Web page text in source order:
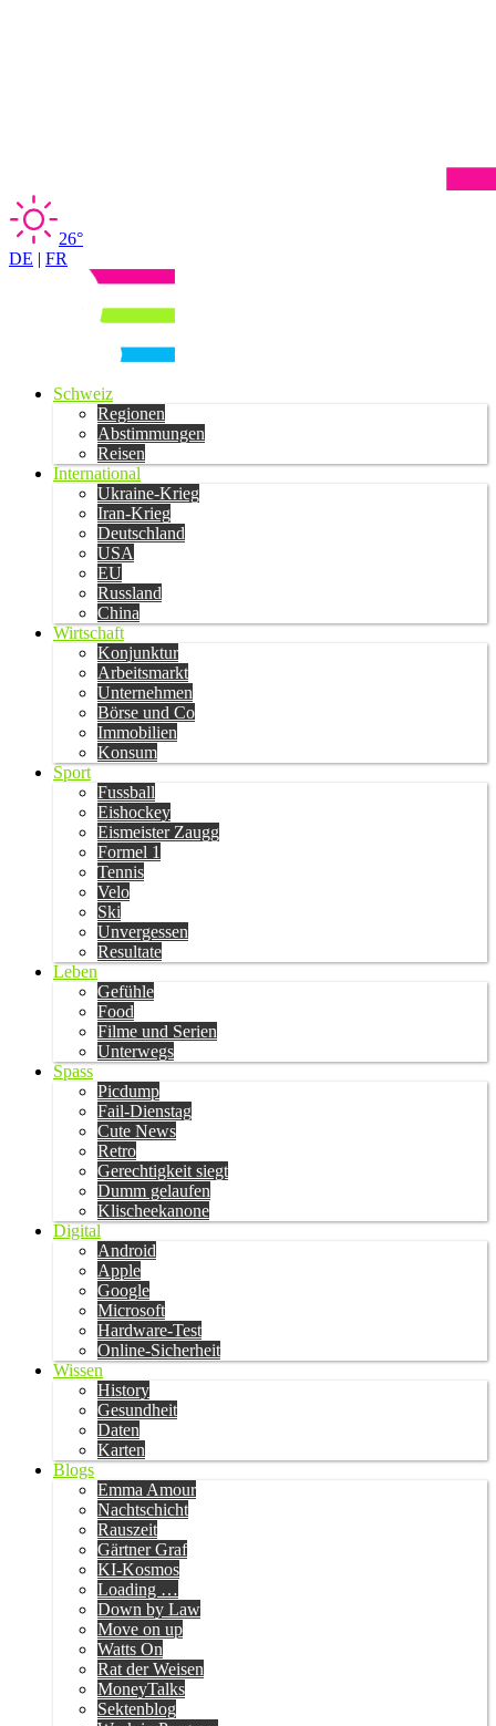
26°
DE | FR
Schweiz
Regionen
Abstimmungen
Reisen
International
Ukraine-Krieg
Iran-Krieg
Deutschland
USA
EU
Russland
China
Wirtschaft
Konjunktur
Arbeitsmarkt
Unternehmen
Börse und Co
Immobilien
Konsum
Sport
Fussball
Eishockey
Eismeister Zaugg
Formel 1
Tennis
Velo
Ski
Unvergessen
Resultate
Leben
Gefühle
Food
Filme und Serien
Unterwegs
Spass
Picdump
Fail-Dienstag
Cute News
Retro
Gerechtigkeit siegt
Dumm gelaufen
Klischeekanone
Digital
Android
Apple
Google
Microsoft
Hardware-Test
Online-Sicherheit
Wissen
History
Gesundheit
Daten
Karten
Blogs
Emma Amour
Nachtschicht
Rauszeit
Gärtner Graf
KI-Kosmos
Loading …
Down by Law
Move on up
Watts On
Rat der Weisen
MoneyTalks
Sektenblog